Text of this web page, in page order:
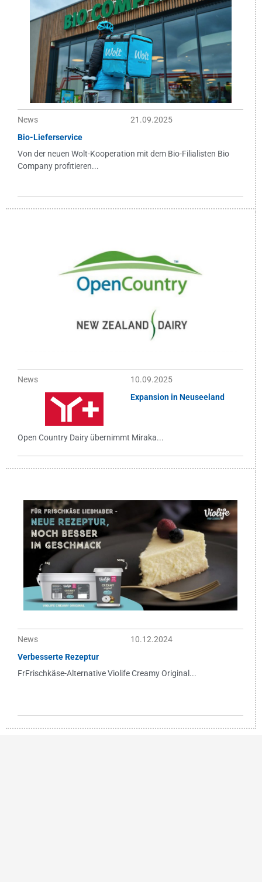
News
21.09.2025
Bio-Lieferservice
Von der neuen Wolt-Kooperation mit dem Bio-Filialisten Bio
Company profitieren...
News
10.09.2025
Expansion in Neuseeland
Open Country Dairy übernimmt Miraka...
News
10.12.2024
Verbesserte Rezeptur
FrFrischkäse-Alternative Violife Creamy Original...